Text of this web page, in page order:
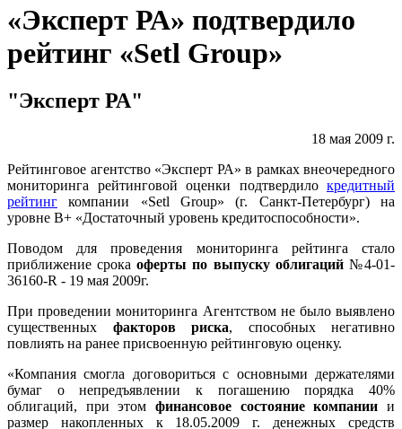
«Эксперт РА» подтвердило
рейтинг «Setl Group»
"Эксперт РА"
18 мая 2009 г.
Рейтинговое агентство «Эксперт РА» в рамках внеочередного
мониторинга рейтинговой оценки подтвердило кредитный
рейтинг компании «Setl Group» (г. Санкт-Петербург) на
уровне В+ «Достаточный уровень кредитоспособности».
Поводом для проведения мониторинга рейтинга стало
приближение срокаоферты по выпуску облигаций№4-01-
36160-R - 19 мая 2009г.
При проведении мониторинга Агентством не было выявлено
существенных факторов риска, способных негативно
повлиять на ранее присвоенную рейтинговую оценку.
«Компания смогла договориться с основными держателями
бумаг о непредъявлении к погашению порядка 40%
облигаций, при этом финансовое состояние компании и
размер накопленных к 18.05.2009 г. денежных средств